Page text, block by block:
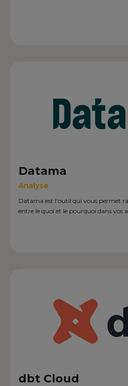
Datama
Analyse
Datama est l’outil qui vous permet
entre le quoi et le pourquoi dans vos
dbt Cloud